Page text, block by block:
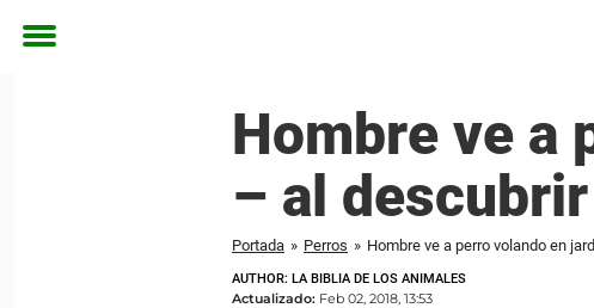
Toggle
Hombre ve a
– al
Portada » Perros » Hombre ve a perro volando en
AUTHOR: LA BIBLIA DE LOS ANIMALES
Actualizado: Feb 02, 2018, 13:53